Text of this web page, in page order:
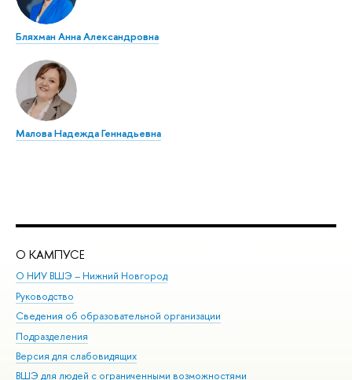
Бляхман Анна Александровна
Малова Надежда Геннадьевна
О КАМПУСЕ
О НИУ ВШЭ – Нижний Новгород
Руководство
Сведения об образовательной организации
Подразделения
Версия для слабовидящих
ВШЭ для людей с ограниченными возможностями